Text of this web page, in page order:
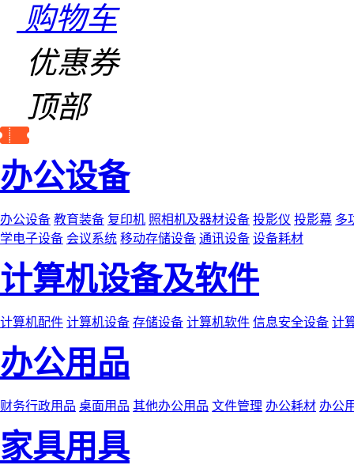
购物车
优惠券
顶部
办公设备
办公设备 教育装备 复印机 照相机及器材设备 投影仪 投影幕 多
学电子设备 会议系统 移动存储设备 通讯设备 设备耗材
计算机设备及软件
计算机配件 计算机设备 存储设备 计算机软件 信息安全设备 计
办公用品
财务行政用品 桌面用品 其他办公用品 文件管理 办公耗材 办公
家具用具